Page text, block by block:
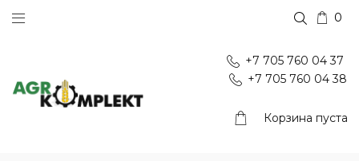
0
+7 705 760 04 37
+7 705 760 04 38
Корзина пуста